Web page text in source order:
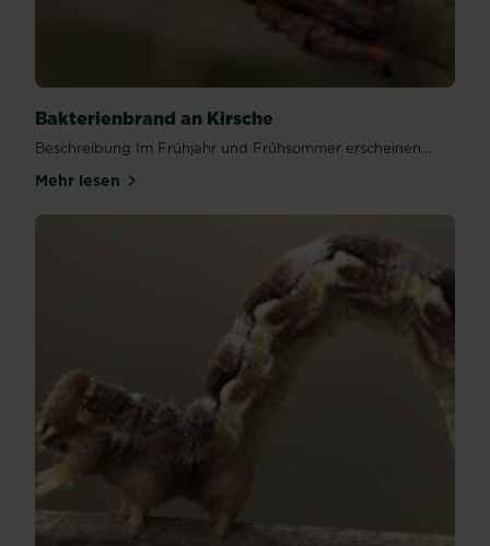
Bakterienbrand an Kirsche
Beschreibung Im Frühjahr und Frühsommer erscheinen...
Mehr lesenüber Bakterienbrand an Kirsche